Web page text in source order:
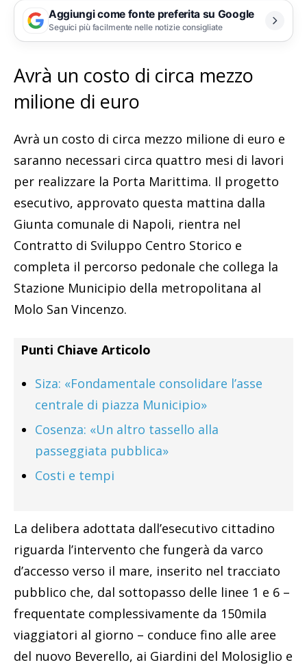
Aggiungi come fonte preferita su Google
Seguici più facilmente nelle notizie consigliate
Avrà un costo di circa mezzo
milione di euro
Avrà un costo di circa mezzo milione di euro e
saranno necessari circa quattro mesi di lavori
per realizzare la Porta Marittima. Il progetto
esecutivo, approvato questa mattina dalla
Giunta comunale di Napoli, rientra nel
Contratto di Sviluppo Centro Storico e
completa il percorso pedonale che collega la
Stazione Municipio della metropolitana al
Molo San Vincenzo.
Punti Chiave Articolo
Siza: «Fondamentale consolidare l’asse
centrale di piazza Municipio»
Cosenza: «Un altro tassello alla
passeggiata pubblica»
Costi e tempi
La delibera adottata dall’esecutivo cittadino
riguarda l’intervento che fungerà da varco
d’accesso verso il mare, inserito nel tracciato
pubblico che, dal sottopasso delle linee 1 e 6 –
frequentate complessivamente da 150mila
viaggiatori al giorno – conduce fino alle aree
del nuovo Beverello, ai Giardini del Molosiglio e